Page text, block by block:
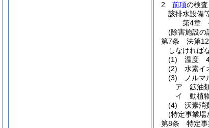
2
前項の検査
該排水設備
第4章
(除害施設の
第7条
法第
しなければ
(1)
温度
(2)
水素イ
(3)
ノル
ア
鉱油
イ
動植
(4)
沃素消
(特定事業場
第8条
特定